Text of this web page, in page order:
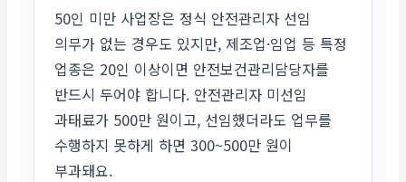
50인 미만 사업장은 정식 안전관리자 선임
의무가 없는 경우도 있지만, 제조업·임업 등 특정
업종은 20인 이상이면 안전보건관리담당자를
반드시 두어야 합니다. 안전관리자 미선임
과태료가 500만 원이고, 선임했더라도 업무를
수행하지 못하게 하면 300~500만 원이
부과돼요.